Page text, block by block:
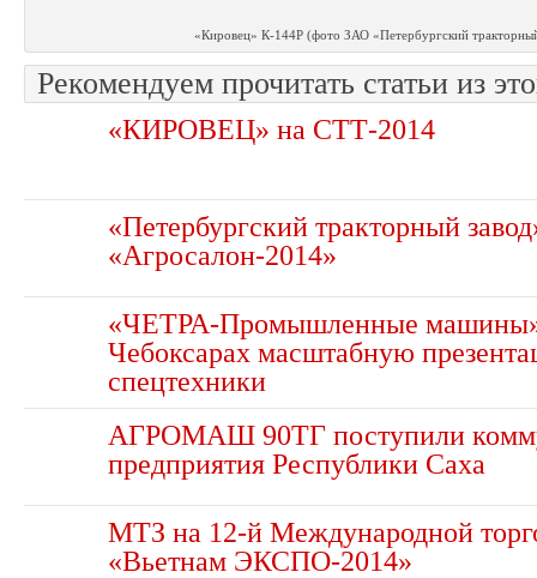
«Кировец» К-144Р (фото ЗАО «Петербургский
Рекомендуем прочитать статьи из
«КИРОВЕЦ» на СТТ-2014
«Петербургский тракторный
«Агросалон-2014»
«ЧЕТРА-Промышленные машины»
Чебоксарах масштабную
спецтехники
АГРОМАШ 90ТГ поступили
предприятия Республики Саха
МТЗ на 12-й Международной
«Вьетнам ЭКСПО-2014»